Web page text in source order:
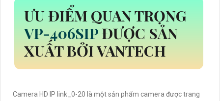
ƯU ĐIỂM QUAN TRỌNG
VP-406SIPĐƯỢC SẢN
XUẤT BỞI VANTECH
Camera HD IP link_0-20 là một sản phẩm camera được trang